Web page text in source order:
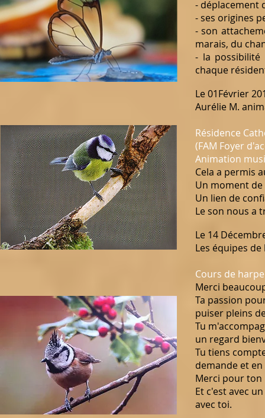
- déplacement
- ses origines
- son
marais, du
- la
chaque
Le 01Février
Aurélie M.
Résidence
(FAM Foyer
Animation
Cela a permis
Un moment
Un lien de
Le son nous a
Le 14
Les équipes
Cours de
Merci
Ta passion
puiser pleins
Tu
un regard
Tu tiens
demande et
Merci pour
Et c'est avec
avec toi.